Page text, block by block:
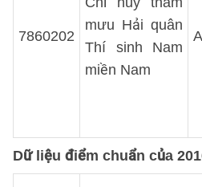
7860202
mưu Hải quân
Thí sinh Nam
miền Nam
Dữ liệu điểm chuẩn của